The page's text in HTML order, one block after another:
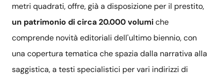
metri quadrati, offre, già a disposizione per il prestito,
un patrimonio di circa 20.000 volumiche
comprende novità editoriali dell'ultimo biennio, con
una copertura tematica che spazia dalla narrativa alla
saggistica, a testi specialistici per vari indirizzi di